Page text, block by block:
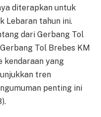
diterapkan untuk
Lebaran tahun ini.
dari Gerbang Tol
Tol Brebes KM
kendaraan yang
tren
penting ini